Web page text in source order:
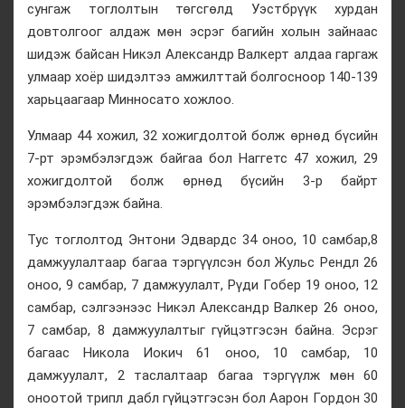
сунгаж тоглолтын төгсгөлд Уэстбрүүк хурдан
довтолгоог алдаж мөн эсрэг багийн холын зайнаас
шидэж байсан Никэл Александр Валкерт алдаа гаргаж
улмаар хоёр шидэлтээ амжилттай болгосноор 140-139
харьцаагаар Минносато хожлоо.
Улмаар 44 хожил, 32 хожигдолтой болж өрнөд бүсийн
7-рт эрэмбэлэгдэж байгаа бол Наггетс 47 хожил, 29
хожигдолтой болж өрнөд бүсийн 3-р байрт
эрэмбэлэгдэж байна.
Тус тоглолтод Энтони Эдвардс 34 оноо, 10 самбар,8
дамжуулалтаар багаа тэргүүлсэн бол Жульс Рендл 26
оноо, 9 самбар, 7 дамжуулалт, Рүди Гобер 19 оноо, 12
самбар, сэлгээнээс Никэл Александр Валкер 26 оноо,
7 самбар, 8 дамжуулалтыг гүйцэтгэсэн байна. Эсрэг
багаас Никола Иокич 61 оноо, 10 самбар, 10
дамжуулалт, 2 таслалтаар багаа тэргүүлж мөн 60
оноотой трипл дабл гүйцэтгэсэн бол Аарон Гордон 30